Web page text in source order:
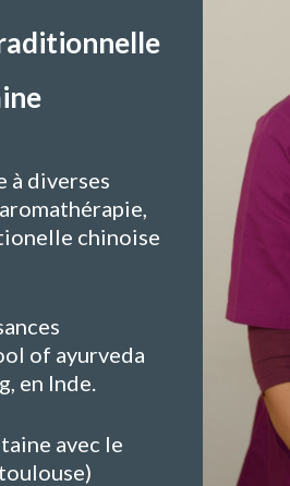
à diverses
chinoise
of ayurveda
en Inde.
avec le